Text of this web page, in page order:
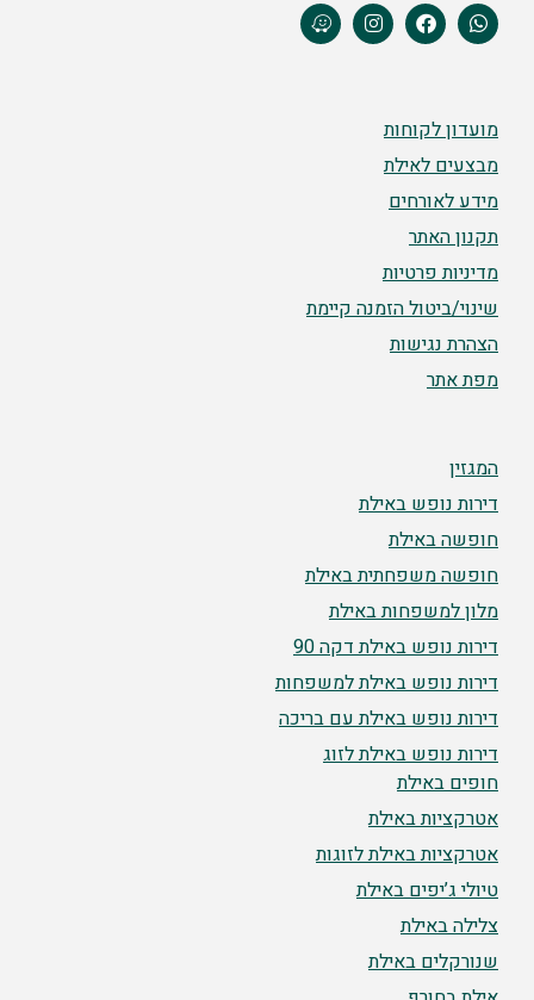
מועדון לקוחות
מבצעים לאילת
מידע לאורחים
תקנון האתר
מדיניות פרטיות
שינוי/ביטול הזמנה קיימת
הצהרת נגישות
מפת אתר
המגזין
דירות נופש באילת
חופשה באילת
חופשה משפחתית באילת
מלון למשפחות באילת
דירות נופש באילת דקה 90
דירות נופש באילת למשפחות
דירות נופש באילת עם בריכה
דירות נופש באילת לזוג
חופים באילת
אטרקציות באילת
אטרקציות באילת לזוגות
טיולי ג’יפים באילת
צלילה באילת
שנורקלים באילת